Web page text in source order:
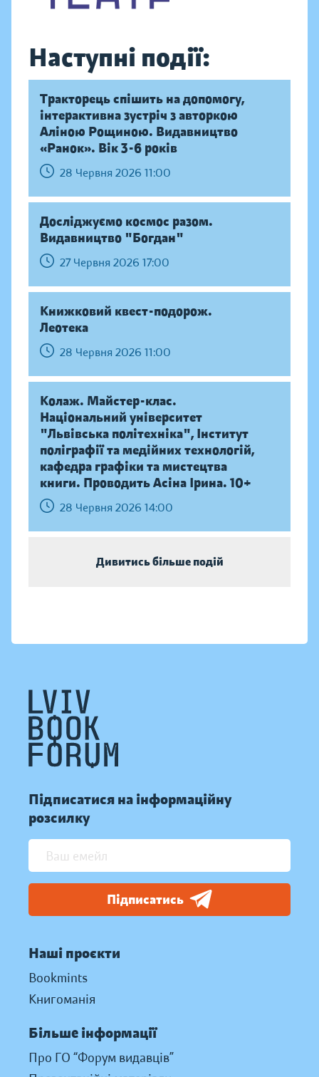
Наступні події:
Тракторець спішить на допомогу,
інтерактивна зустріч з авторкою
Аліною Рощиною. Видавництво
«Ранок». Вік 3-6 років
28 Червня 2026 11:00
Досліджуємо космос разом.
Видавництво "Богдан"
27 Червня 2026 17:00
Книжковий квест-подорож.
Леотека
28 Червня 2026 11:00
Колаж. Майстер-клас.
Національний університет
"Львівська політехніка", Інститут
поліграфії та медійних технологій,
кафедра графіки та мистецтва
книги. Проводить Асіна Ірина. 10+
28 Червня 2026 14:00
Дивитись більше подій
Підписатися на інформаційну
розсилку
Підписатись
Наші проєкти
Bookmints
Книгоманія
Більше інформації
Про ГО “Форум видавців”